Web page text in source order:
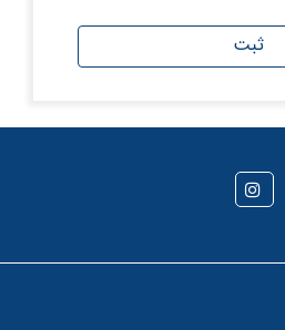
ثبت